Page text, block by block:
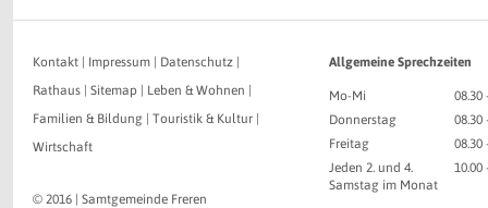
Kontakt Impressum Datenschutz
Rathaus
Sitemap Leben & Wohnen
Familien & Bildung
Touristik & Kultur
Wirtschaft
© 2016 | Samtgemeinde Freren
Allgemeine Sprechzeiten
Mo-Mi
08.30
Donnerstag
08.30
Freitag
08.30
Jeden 2. und 4.
Samstag im Monat